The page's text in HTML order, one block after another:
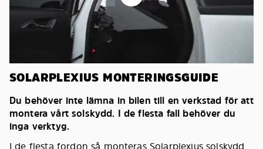
SOLARPLEXIUS MONTERINGSGUIDE
Du behöver inte lämna in bilen till en verkstad för att
montera vårt solskydd. I de flesta fall behöver du
inga verktyg.
I de flesta fordon så monteras Solarplexius solskydd